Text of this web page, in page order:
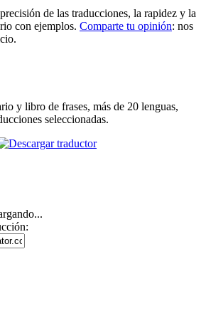
de las traducciones, la rapidez y la
con ejemplos. Comparte tu opinión: nos
y libro de frases, más de 20 lenguas,
seleccionadas.